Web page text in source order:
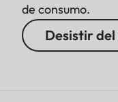
de consumo.
Desistir